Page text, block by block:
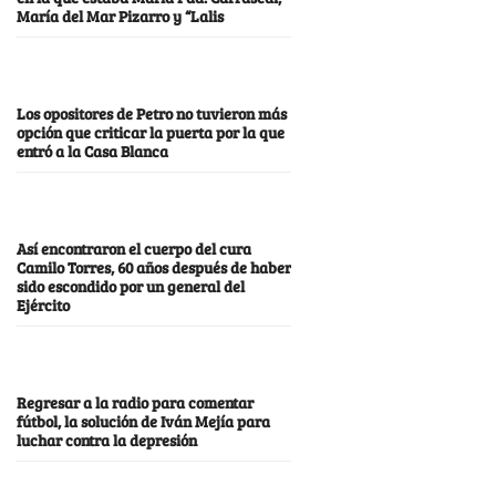
María del Mar Pizarro y “Lalis
Los opositores de Petro no tuvieron más
opción que criticar la puerta por la que
entró a la Casa Blanca
Así encontraron el cuerpo del cura
Camilo Torres, 60 años después de haber
sido escondido por un general del
Ejército
Regresar a la radio para comentar
fútbol, la solución de Iván Mejía para
luchar contra la depresión